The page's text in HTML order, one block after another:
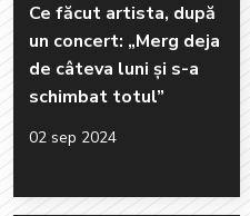
Ce făcut artista, după
un concert: „Merg deja
de câteva luni și s-a
schimbat totul”
02 sep 2024